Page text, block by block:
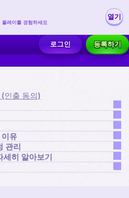
레이를 경험하세요
열기
로그인 등록하기
인출 동의)
유
관리
세히 알아보기